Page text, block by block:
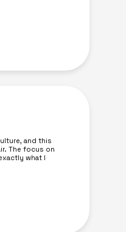
and this
The focus on
what I